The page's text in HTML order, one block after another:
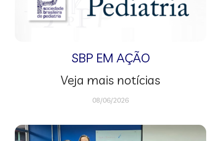
SBP EM AÇÃO
Veja mais notícias
08/06/2026